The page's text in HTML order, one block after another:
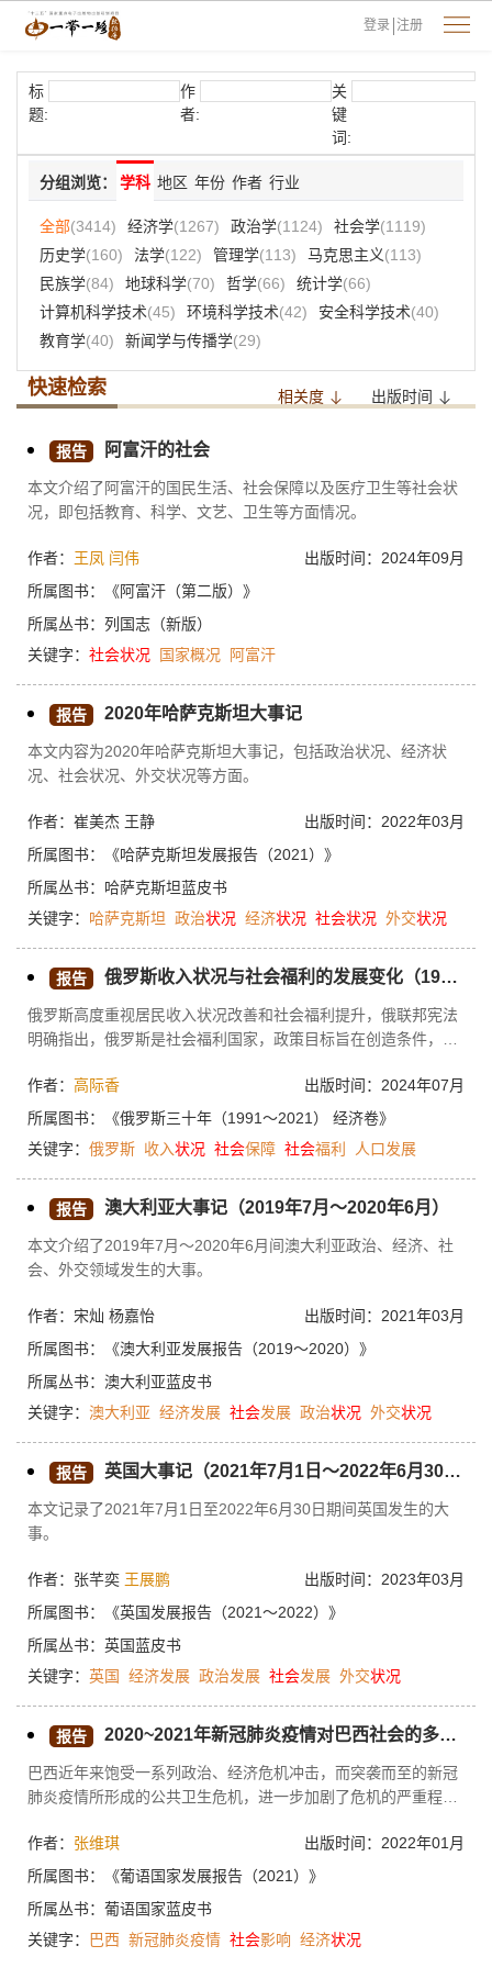
登录 注册
标
题:
作
者:
关
键
词:
分组浏览： 学科 地区 年份 作者 行业
全部(3414) 经济学(1267) 政治学(1124) 社会学(1119)
历史学(160) 法学(122) 管理学(113) 马克思主义(113)
民族学(84) 地球科学(70) 哲学(66) 统计学(66)
计算机科学技术(45) 环境科学技术(42) 安全科学技术(40)
教育学(40) 新闻学与传播学(29)
快速检索 相关度 出版时间
报告 阿富汗的社会
本文介绍了阿富汗的国民生活、社会保障以及医疗卫生等社会状
况，即包括教育、科学、文艺、卫生等方面情况。
出版时间：2024年09月
作者： 王凤 闫伟
所属图书：
《阿富汗（第二版）》
所属丛书： 列国志（新版）
关键字： 社会状况 国家概况 阿富汗
报告 2020年哈萨克斯坦大事记
本文内容为2020年哈萨克斯坦大事记，包括政治状况、经济状
况、社会状况、外交状况等方面。
出版时间：2022年03月
作者：崔美杰 王静
所属图书：
《哈萨克斯坦发展报告（2021）》
所属丛书： 哈萨克斯坦蓝皮书
关键字： 哈萨克斯坦 政治状况 经济状况 社会状况 外交状况
报告 俄罗斯收入状况与社会福利的发展变化（1991～2021）
俄罗斯高度重视居民收入状况改善和社会福利提升，俄联邦宪法
明确指出，俄罗斯是社会福利国家，政策目标旨在创造条件，以
分配、居民社会保障和社会福利方面采取的很多政策措施具有重
要的参考价值，值得我们对公平与效率问题加以进一步的深思。
出版时间：2024年07月
作者： 高际香
所属图书：
《俄罗斯三十年（1991～2021） 经济卷》
关键字： 俄罗斯 收入状况 社会保障 社会福利 人口发展
报告 澳大利亚大事记（2019年7月～2020年6月）
本文介绍了2019年7月～2020年6月间澳大利亚政治、经济、社
会、外交领域发生的大事。
出版时间：2021年03月
作者：宋灿 杨嘉怡
所属图书：
《澳大利亚发展报告（2019～2020）》
所属丛书： 澳大利亚蓝皮书
关键字： 澳大利亚 经济发展 社会发展 政治状况 外交状况
报告 英国大事记（2021年7月1日～2022年6月30日）
本文记录了2021年7月1日至2022年6月30日期间英国发生的大
事。
出版时间：2023年03月
作者：张芊奕 王展鹏
所属图书：
《英国发展报告（2021～2022）》
所属丛书： 英国蓝皮书
关键字： 英国 经济发展 政治发展 社会发展 外交状况
报告 2020~2021年新冠肺炎疫情对巴西社会的多重影响
巴西近年来饱受一系列政治、经济危机冲击，而突袭而至的新冠
肺炎疫情所形成的公共卫生危机，进一步加剧了危机的严重程
现以来巴西所采取的防疫政策进行简要回顾，聚焦疫情对巴西卫
生、教育、就业三方面产生的影响，巴西社会，特别是弱势群体
encarado uma série de crises políticas e económicas. A
situação fica ag
出版时间：2022年01月
作者： 张维琪
所属图书：
《葡语国家发展报告（2021）》
所属丛书： 葡语国家蓝皮书
关键字：
巴西 新冠肺炎疫情 社会影响 经济状况